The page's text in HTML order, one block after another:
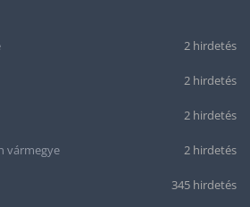
2 hirdetés
2 hirdetés
2 hirdetés
vármegye 2 hirdetés
345 hirdetés